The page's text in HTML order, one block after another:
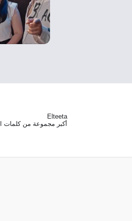
Elteeta
أكبر مجموعة من كلمات